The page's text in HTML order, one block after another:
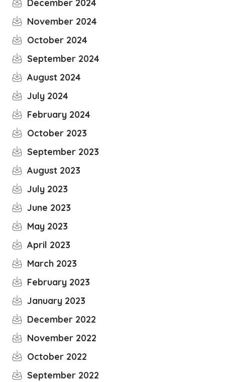
December 2024
November 2024
October 2024
September 2024
August 2024
July 2024
February 2024
October 2023
September 2023
August 2023
July 2023
June 2023
May 2023
April 2023
March 2023
February 2023
January 2023
December 2022
November 2022
October 2022
September 2022